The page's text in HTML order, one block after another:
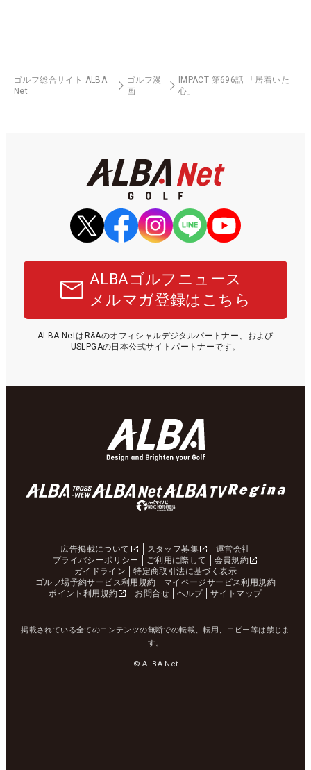
ゴルフ総合サイト ALBA
Net
ゴルフ漫
画
IMPACT 第696話 「居着いた
心」
ALBAゴルフニュース
メルマガ登録はこちら
ALBA NetはR&Aのオフィシャルデジタルパートナー、および
USLPGAの日本公式サイトパートナーです。
広告掲載について スタッフ募集
運営会社
プライバシーポリシー
ご利用に際して
会員規約
ガイドライン
特定商取引法に基づく表示
ゴルフ場予約サービス利用規約
マイページサービス利用規約
ポイント利用規約
お問合せ ヘルプ サイトマップ
掲載されている全てのコンテンツの無断での転載、転用、コピー等は禁じま
す。
© ALBA Net